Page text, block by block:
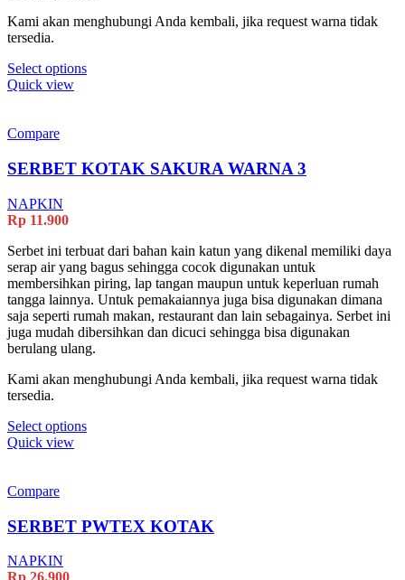
Kami akan menghubungi Anda kembali, jika request warna tidak
tersedia.
Select options
Quick view
Compare
SERBET KOTAK SAKURA WARNA 3
NAPKIN
Rp 11.900
Serbet ini terbuat dari bahan kain katun yang dikenal memiliki daya
serap air yang bagus sehingga cocok digunakan untuk
membersihkan piring, lap tangan maupun untuk keperluan rumah
tangga lainnya. Untuk pemakaiannya juga bisa digunakan dimana
saja seperti rumah makan, restaurant dan lain sebagainya. Serbet ini
juga mudah dibersihkan dan dicuci sehingga bisa digunakan
berulang ulang.
Kami akan menghubungi Anda kembali, jika request warna tidak
tersedia.
Select options
Quick view
Compare
SERBET PWTEX KOTAK
NAPKIN